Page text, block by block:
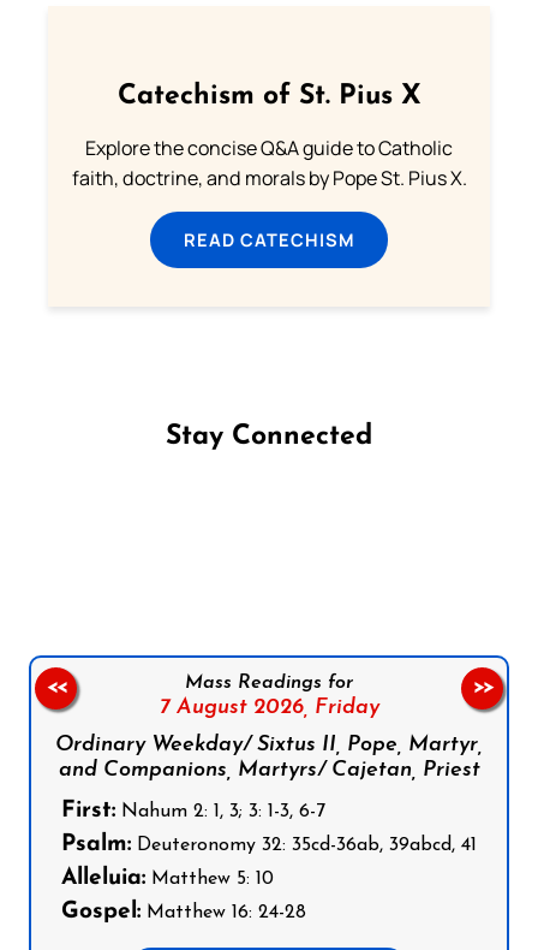
Catechism of St. Pius X
Explore the concise Q&A guide to Catholic
faith, doctrine, and morals by Pope St. Pius X.
READ CATECHISM
Stay Connected
Mass Readings for
7 August 2026, Friday
Ordinary Weekday/ Sixtus II, Pope, Martyr,
and Companions, Martyrs/ Cajetan, Priest
First: Nahum 2: 1, 3; 3: 1-3, 6-7
Psalm: Deuteronomy 32: 35cd-36ab, 39abcd, 41
Alleluia: Matthew 5: 10
Gospel: Matthew 16: 24-28
<< >>